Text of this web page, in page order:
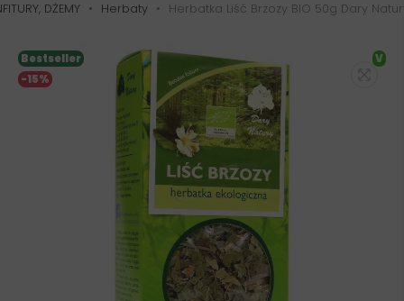
DŻEMY Herbaty Herbatka Liść Brzozy BIO 50g Dary
-15%
Bestseller V